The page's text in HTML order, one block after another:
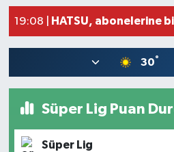
19:08 |
HATSU, abonelerine
30°
Süper Lig Puan
Süper Lig